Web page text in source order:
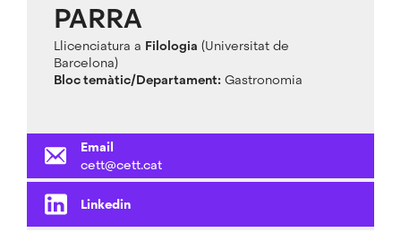
PARRA
Llicenciatura a Filologia (Universitat de
Barcelona)
Bloc temàtic/Departament: Gastronomia
Email
cett@cett.cat
Linkedin